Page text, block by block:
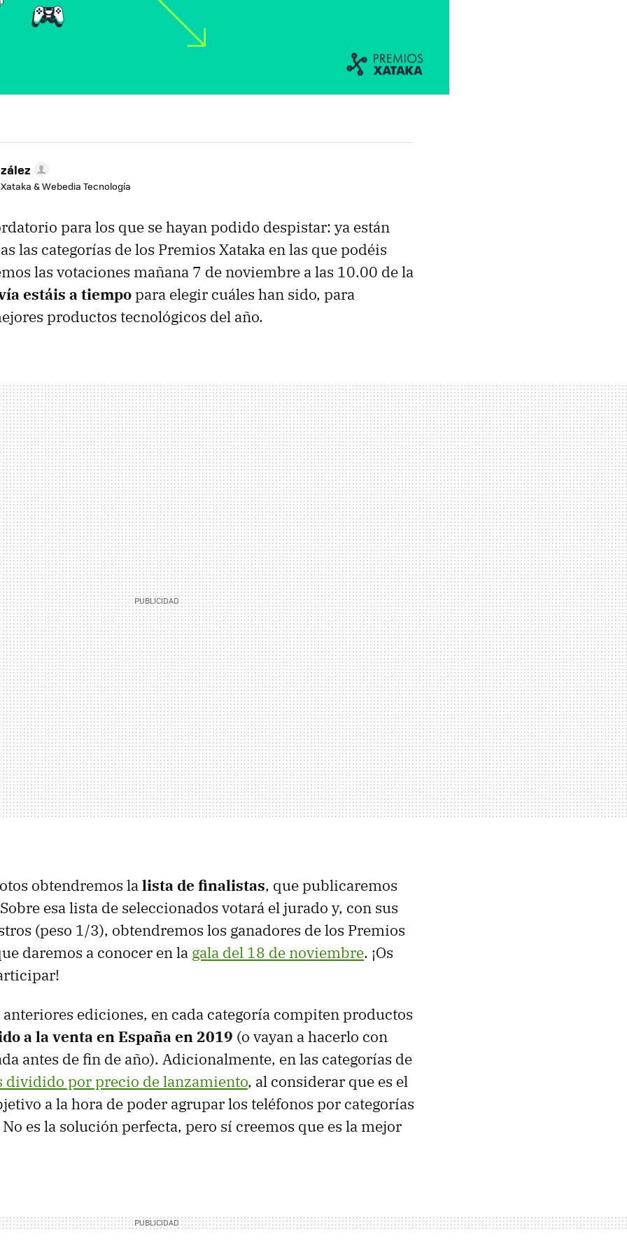
& Webedia Tecnología
para los que se hayan podido despistar: ya están
las categorías de los Premios Xataka en las que podéis
las votaciones mañana 7 de noviembre a las 10.00 de la
estáis a tiempopara elegir cuáles han sido, para
productos tecnológicos del año.
obtendremos lalista de finalistas, que publicaremos
esa lista de seleccionados votará el jurado y, con sus
(peso 1/3), obtendremos los ganadores de los Premios
daremos a conocer en la gala del 18 de noviembre. ¡Os
ediciones, en cada categoría compiten productos
a la venta en España en 2019 (o vayan a hacerlo con
antes de fin de año). Adicionalmente, en las categorías de
dividido por precio de lanzamiento, al considerar que es el
a la hora de poder agrupar los teléfonos por categorías
es la solución perfecta, pero sí creemos que es la mejor